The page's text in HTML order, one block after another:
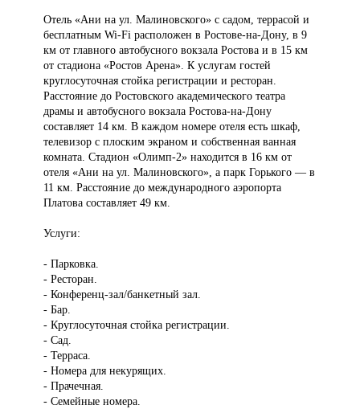
Отель «Анина ул. Малиновского» с садом, террасой и
бесплатным Wi-Fi расположен в Ростове-на-Дону, в 9
км от главного автобусного вокзала Ростова и в 15 км
от стадиона «Ростов Арена». К услугам гостей
круглосуточная стойка регистрации и ресторан.
Расстояние до Ростовского академического театра
драмы и автобусного вокзала Ростова-на-Дону
составляет 14 км. В каждом номере отеля есть шкаф,
телевизор с плоским экраном и собственная ванная
комната. Стадион «Олимп-2» находится в 16 км от
отеля «Ани на ул. Малиновского», а парк Горького — в
11 км. Расстояние до международного аэропорта
Платова составляет 49 км.
Услуги:
- Парковка.
- Ресторан.
- Конференц-зал/банкетный зал.
- Бар.
- Круглосуточная стойка регистрации.
- Сад.
- Терраса.
- Номера для некурящих.
- Прачечная.
- Семейные номера.